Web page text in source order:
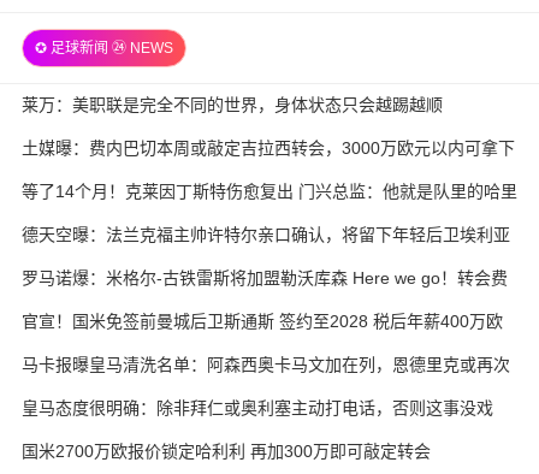
✪ 足球新闻 ㉔ NEWS
莱万：美职联是完全不同的世界，身体状态只会越踢越顺
土媒曝：费内巴切本周或敲定吉拉西转会，3000万欧元以内可拿下
等了14个月！克莱因丁斯特伤愈复出 门兴总监：他就是队里的哈里
·凯恩
德天空曝：法兰克福主帅许特尔亲口确认，将留下年轻后卫埃利亚
斯·鲍姆
罗马诺爆：米格尔-古铁雷斯将加盟勒沃库森 Here we go！转会费
3000万欧元
官宣！国米免签前曼城后卫斯通斯 签约至2028 税后年薪400万欧
马卡报曝皇马清洗名单：阿森西奥卡马文加在列，恩德里克或再次
外租
皇马态度很明确：除非拜仁或奥利塞主动打电话，否则这事没戏
国米2700万欧报价锁定哈利利 再加300万即可敲定转会